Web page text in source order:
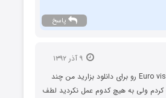
پاسخ
سلام میشه مراسم Euro vision رو برای دانلود بزارید من چند
به هیچ کدوم عمل نکردید لطف